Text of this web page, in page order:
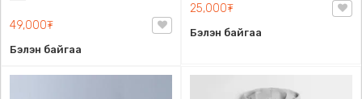
49,000₮
Бэлэн байгаа
25,000₮
Бэлэн байгаа